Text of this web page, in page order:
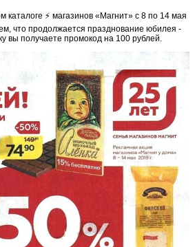
каталоге ⚡️ магазинов «Магнит» с 8 по 14 мая
что продолжается празднование юбилея -
вы получаете промокод на 100 рублей.